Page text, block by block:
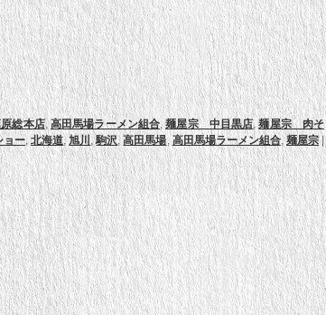
総本店,高田馬場ラーメン組合,麺屋宗 中目黒店,麺屋宗 肉そ
ョー,北海道,旭川 ,駒沢,高田馬場,高田馬場ラーメン組合,麺屋宗 |